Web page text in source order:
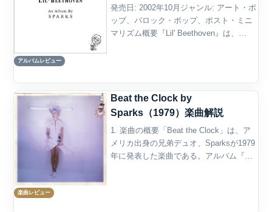
アルバムレビュー
発売日: 2002年10月ジャンル: アート・ポ
ップ、バロック・ポップ、ポスト・ミニ
マリズム概要『Lil' Beethoven』は、
楽曲レビュー
Beat the Clock by
Sparks（1979）楽曲解説
1. 楽曲の概要「Beat the Clock」は、ア
メリカ出身の兄弟デュオ、Sparksが1979
年に発表した楽曲である。アルバム『No.